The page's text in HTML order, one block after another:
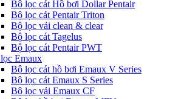
Bộ lọc cát Hồ bơi Dollar Pentair
Bộ lọc cát Pentair Triton
Bộ lọc vải clean & clear
Bộ lọc cát Tagelus
Bộ lọc cát Pentair PWT
Emaux
Bộ lọc cát hồ bơi Emaux V Series
Bộ lọc cát Emaux S Series
Bộ lọc vải Emaux CF